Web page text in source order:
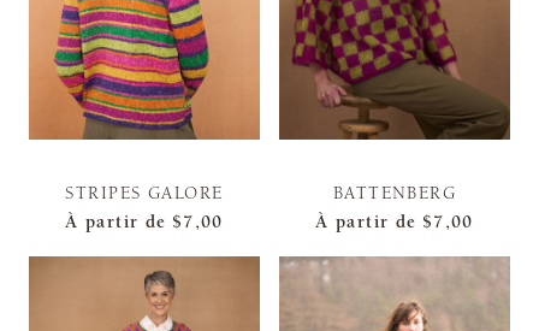
STRIPES GALORE
À partir de $7,00
BATTENBERG
À partir de $7,00